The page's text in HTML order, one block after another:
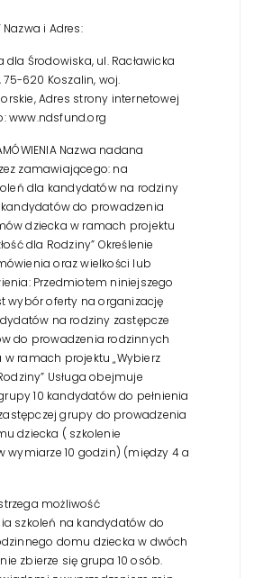
Nazwa i Adres:
dla Środowiska, ul. Racławicka
75-620 Koszalin, woj.
Adres strony internetowej
www.ndsfund.org
Nazwa nadana
zamawiającego: na
dla kandydatów na rodziny
do prowadzenia
dziecka w ramach projektu
dla Rodziny” Określenie
oraz wielkości lub
Przedmiotem niniejszego
wybór oferty na organizację
na rodziny zastępcze
do prowadzenia rodzinnych
ramach projektu „Wybierz
Usługa obejmuje
10 kandydatów do pełnienia
grupy do prowadzenia
dziecka ( szkolenie
wymiarze 10 godzin) (między 4 a
możliwość
szkoleń na kandydatów do
domu dziecka w dwóch
zbierze się grupa 10 osób.